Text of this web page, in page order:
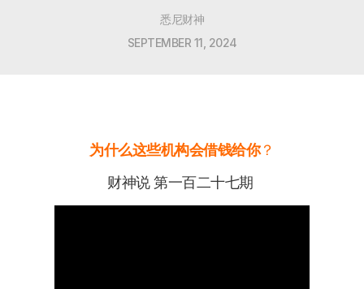
悉尼财神
SEPTEMBER 11, 2024
为什么这些机构会借钱给你？
财神说 第一百二十七期